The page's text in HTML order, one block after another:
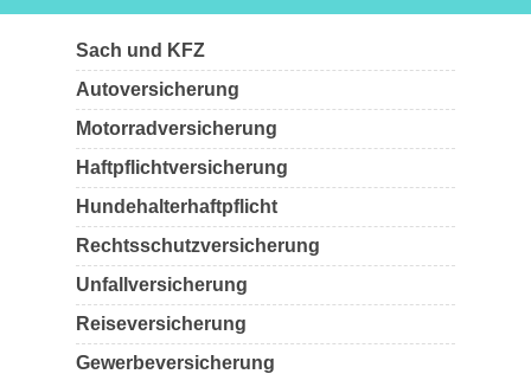
Sach und KFZ
Autoversicherung
Motorradversicherung
Haftpflichtversicherung
Hundehalterhaftpflicht
Rechtsschutzversicherung
Unfallversicherung
Reiseversicherung
Gewerbeversicherung